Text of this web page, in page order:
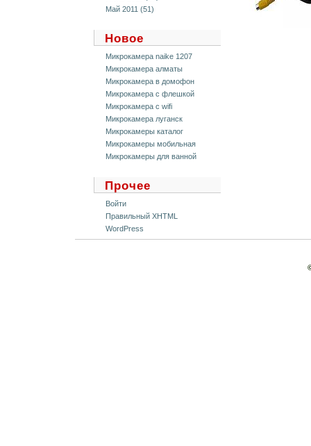
Май 2011 (51)
Новое
Микрокамера naike 1207
Микрокамера алматы
Микрокамера в домофон
Микрокамера с флешкой
Микрокамера с wifi
Микрокамера луганск
Микрокамеры каталог
Микрокамеры мобильная
Микрокамеры для ванной
Прочее
Войти
Правильный XHTML
WordPress